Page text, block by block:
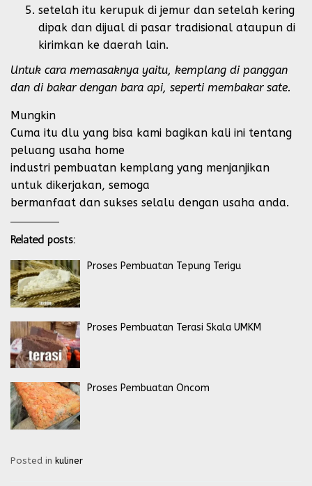
setelah itu kerupuk di jemur dan setelah kering
dipak dan dijual di pasar tradisional ataupun di
kirimkan ke daerah lain.
Untuk cara memasaknya yaitu, kemplang di panggan
dan di bakar dengan bara api, seperti membakar sate.
Mungkin
Cuma itu dlu yang bisa kami bagikan kali ini tentang
peluang usaha home
industri pembuatan kemplang yang menjanjikan
untuk dikerjakan, semoga
bermanfaat dan sukses selalu dengan usaha anda.
Related posts:
Proses Pembuatan Tepung Terigu
Proses Pembuatan Terasi Skala UMKM
Proses Pembuatan Oncom
Posted in kuliner